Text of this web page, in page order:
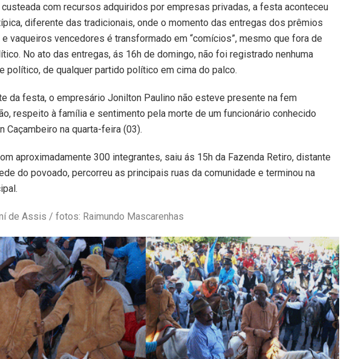
com recursos adquiridos por empresas privadas, a festa aconteceu
diferente das tradicionais, onde o momento das entregas dos prêmios
vaqueiros vencedores é transformado em “comícios”, mesmo que fora de
No ato das entregas, ás 16h de domingo, não foi registrado nenhuma
político, de qualquer partido político em cima do palco.
da festa, o empresário Jonilton Paulino não esteve presente na fem
respeito à família e sentimento pela morte de um funcionário conhecido
Caçambeiro na quarta-feira (03).
aproximadamente 300 integrantes, saiu ás 15h da Fazenda Retiro, distante
do povoado, percorreu as principais ruas da comunidade e terminou na
de Assis / fotos: Raimundo Mascarenhas